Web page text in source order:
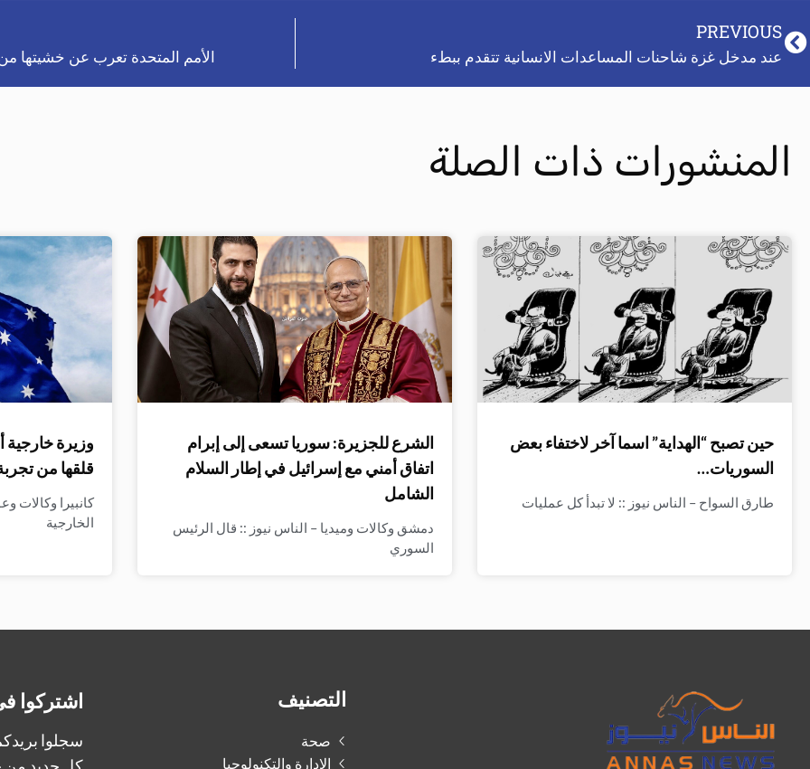
PREVIOUS
عند مدخل غزة شاحنات المساعدات الانسانية تتقدم ببطء الأمم المتحدة تعرب عن خشيتها
المنشورات ذات الصلة
حين تصبح “الهداية” اسما آخر لاختفاء بعض
السوريات…
طارق السواح – الناس نيوز :: لا تبدأ كل عمليات
الشرع للجزيرة: سوريا تسعى إلى إبرام
اتفاق أمني مع إسرائيل في إطار السلام
الشامل
دمشق وكالات وميديا – الناس نيوز :: قال الرئيس
السوري
وزيرة خارجية
قلقها من
كانبيرا وكالات
الخارجية
التصنيف
صحة
الإدارة والتكنولوجيا
اشتركوا
سجلوا